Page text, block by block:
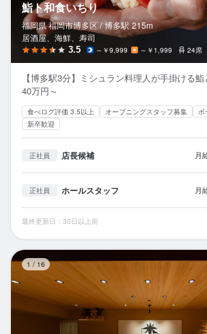
鮨ト和食いちり
福岡県 福岡市博多区 / 博多駅 215m
居酒屋、海鮮、寿司
3.5 ～￥9,999 ～￥1,999 24席
【博多駅3分】ミシュラン料理人が手掛ける
40万円～
食べログ評価 3.5以上 オープニングスタッフ募集
ボ
新卒歓迎
正社員 店長候補 月
正社員 ホールスタッフ 月
最終更新日：30日以上前
1 / 16